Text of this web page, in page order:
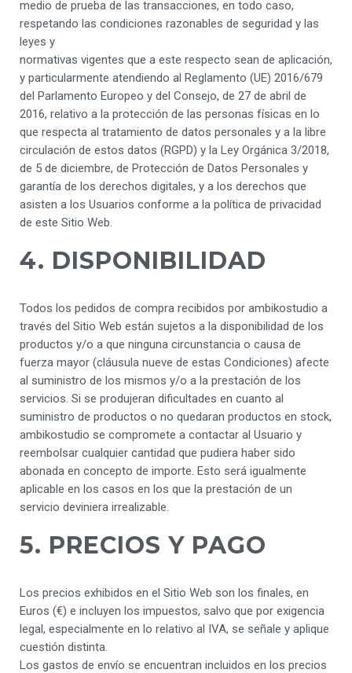
medio de prueba de las transacciones, en todo caso,
respetando las condiciones razonables de seguridad y las
leyes y
normativas vigentes que a este respecto sean de aplicación,
y particularmente atendiendo al Reglamento (UE) 2016/679
del Parlamento Europeo y del Consejo, de 27 de abril de
2016, relativo a la protección de las personas físicas en lo
que respecta al tratamiento de datos personales y a la libre
circulación de estos datos (RGPD) y la Ley Orgánica 3/2018,
de 5 de diciembre, de Protección de Datos Personales y
garantía de los derechos digitales, y a los derechos que
asisten a los Usuarios conforme a la política de privacidad
de este Sitio Web.
4. DISPONIBILIDAD
Todos los pedidos de compra recibidos por ambikostudio a
través del Sitio Web están sujetos a la disponibilidad de los
productos y/o a que ninguna circunstancia o causa de
fuerza mayor (cláusula nueve de estas Condiciones) afecte
al suministro de los mismos y/o a la prestación de los
servicios. Si se produjeran dificultades en cuanto al
suministro de productos o no quedaran productos en stock,
ambikostudio se compromete a contactar al Usuario y
reembolsar cualquier cantidad que pudiera haber sido
abonada en concepto de importe. Esto será igualmente
aplicable en los casos en los que la prestación de un
servicio deviniera irrealizable.
5. PRECIOS Y PAGO
Los precios exhibidos en el Sitio Web son los finales, en
Euros (€) e incluyen los impuestos, salvo que por exigencia
legal, especialmente en lo relativo al IVA, se señale y aplique
cuestión distinta.
Los gastos de envío se encuentran incluidos en los precios